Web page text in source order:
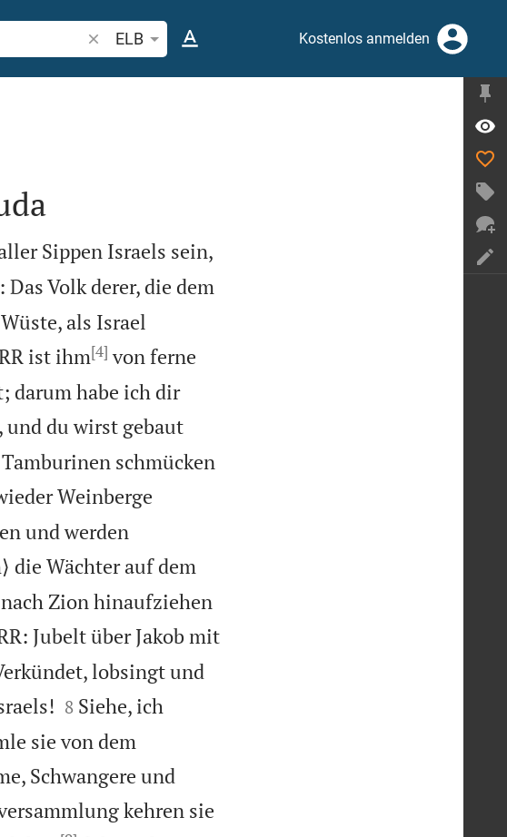
Bibelstelle oder Begriff suchen
ELB Kostenlos anmelden
Sippen Israels sein,
Das Volk derer, die dem
als Israel
ist ihm[4] von ferne
darum habe ich dir
du wirst gebaut
schmücken
Weinberge
und werden
die Wächter auf dem
Zion hinaufziehen
Jubelt über Jakob mit
lobsingt und

8 Siehe, ich
sie von dem
Schwangere und
kehren sie